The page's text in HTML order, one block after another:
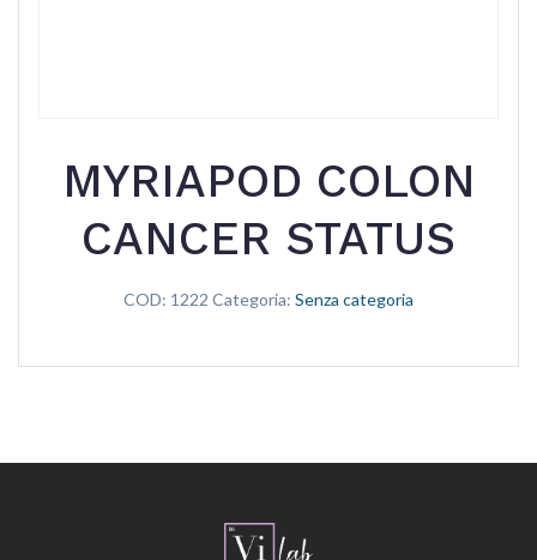
MYRIAPOD COLON
CANCER STATUS
COD: 1222 Categoria: Senza categoria